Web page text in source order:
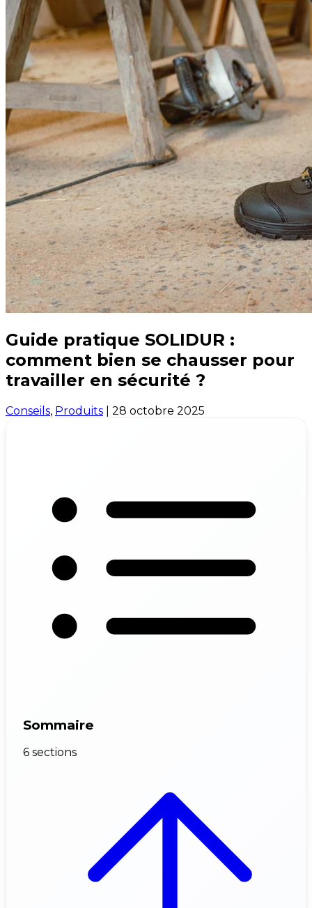
Guide pratique SOLIDUR :
comment bien se chausser pour
travailler en sécurité ?
Conseils, Produits 28 octobre 2025
Sommaire
6 sections